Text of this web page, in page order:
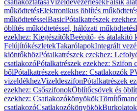
csatlakoztatásaVizeldevezérlésekFalsík
működtetésElektronikus öblítés
működtetésselBasicPótalkatrészek
öblítés működtetéssel, hálózati működtetés
ezekhez: KiegészítőkBeépítő- és átalakító
FelújítókészletekTakarólapokIntegrált
kiöntőkhözPótalkatrészek ezekhez:
csatlakozóPótalkatrészek ezekhez: Szifon
bőlPótalkatrészek ezekhez: Csatlakozók
vizeldékhezVizeldeszifonPótalkatrészek
ezekhez: CsőszifonokÖblítőcsövek és
ezekhez: Csatlakozókönyökök
csatlakozóCsatlakozókönyökökBurkolatok